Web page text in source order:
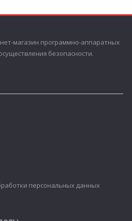
магазин программно-аппаратных
безопасности.
персональных данных